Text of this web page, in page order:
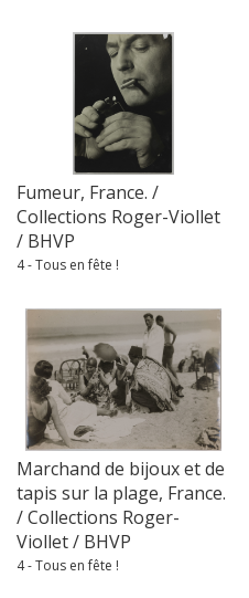
Fumeur, France. /
Collections Roger-Viollet
/ BHVP
4 - Tous en fête !
Marchand de bijoux et de
tapis sur la plage, France.
/ Collections Roger-
Viollet / BHVP
4 - Tous en fête !